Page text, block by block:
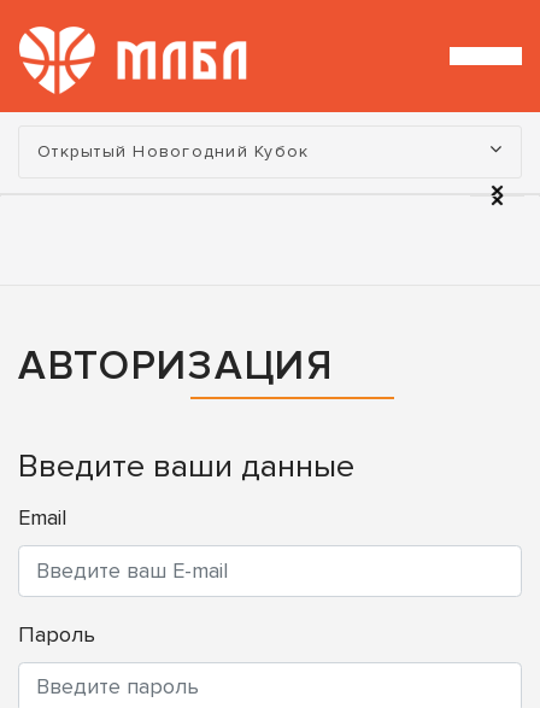
Турнир:
Открытый Новогодний Кубок
АВТОРИЗАЦИЯ
Введите ваши данные
Email
Пароль